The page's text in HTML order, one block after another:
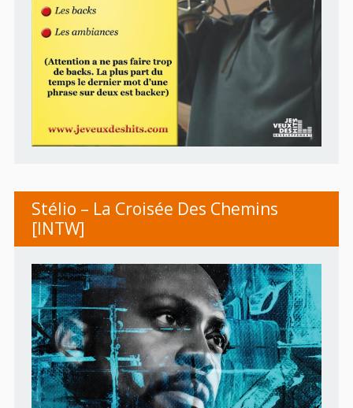
Stélio – La Croisée Des Chemins
[INTW]